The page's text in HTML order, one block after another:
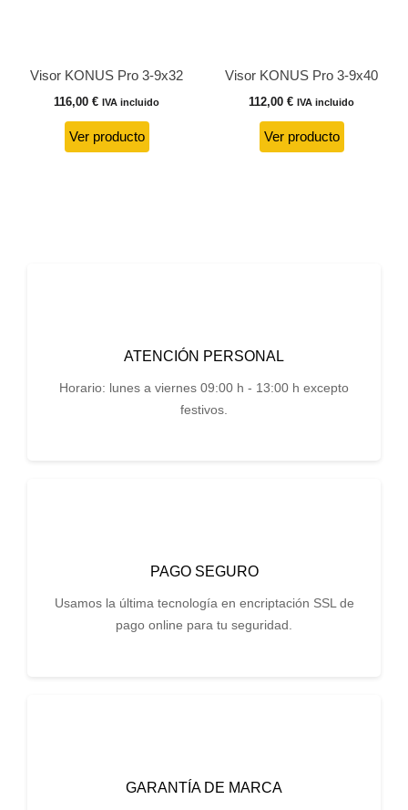
Visor KONUS Pro 3-9x32
116,00 € IVA incluido
Ver producto
Visor KONUS Pro 3-9x40
112,00 € IVA incluido
Ver producto
ATENCIÓN PERSONAL
Horario: lunes a viernes 09:00 h - 13:00 h excepto
festivos.
PAGO SEGURO
Usamos la última tecnología en encriptación SSL de
pago online para tu seguridad.
GARANTÍA DE MARCA